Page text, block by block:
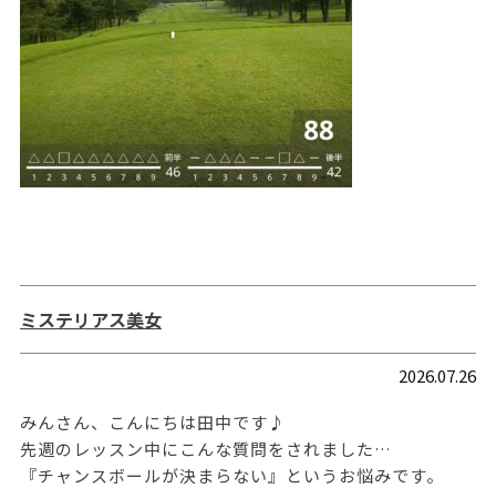
ミステリアス美女
2026.07.26
みんさん、こんにちは田中です♪
先週のレッスン中にこんな質問をされました…
『チャンスボールが決まらない』というお悩みです。